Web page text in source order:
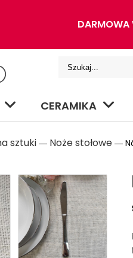
CERAMIKA
sztuki― Noże stołowe ―